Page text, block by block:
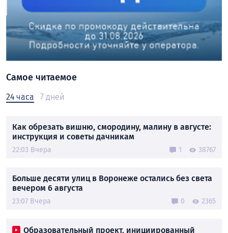
Самое читаемое
24 часа 7 дней
Как обрезать вишню, смородину, малину в августе:
инструкция и советы дачникам
22:03 Вчера 1 38767
Больше десяти улиц в Воронеже остались без света
вечером 6 августа
23:07 Вчера 0 2365
Образовательный проект, инициированный